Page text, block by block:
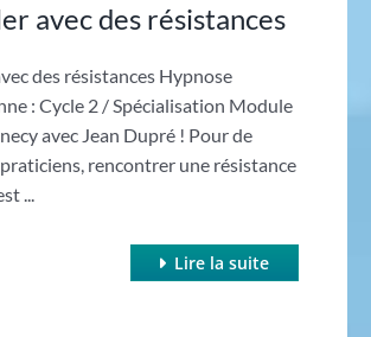
avec des résistances
des résistances Hypnose
: Cycle 2 / Spécialisation Module
avec Jean Dupré ! Pour de
rencontrer une résistance
...
Lire la suite